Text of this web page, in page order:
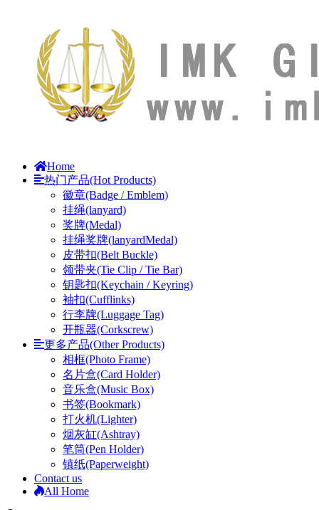
Home
热门产品(Hot Products)
徽章(Badge / Emblem)
挂绳(lanyard)
奖牌(Medal)
挂绳奖牌(lanyardMedal)
皮带扣(Belt Buckle)
领带夹(Tie Clip / Tie Bar)
钥匙扣(Keychain / Keyring)
袖扣(Cufflinks)
行李牌(Luggage Tag)
开瓶器(Corkscrew)
更多产品(Other Products)
相框(Photo Frame)
名片盒(Card Holder)
音乐盒(Music Box)
书签(Bookmark)
打火机(Lighter)
烟灰缸(Ashtray)
笔筒(Pen Holder)
镇纸(Paperweight)
Contact us
All Home